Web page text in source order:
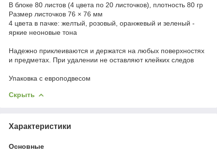
В блоке 80 листов (4 цвета по 20 листочков), плотность 80 гр
Размер листочков 76 × 76 мм
4 цвета в пачке: желтый, розовый, оранжевый и зеленый -
яркие неоновые тона
Надежно приклеиваются и держатся на любых поверхностях
и предметах. При удалении не оставляют клейких следов
Упаковка с европодвесом
Скрыть
Характеристики
Основные